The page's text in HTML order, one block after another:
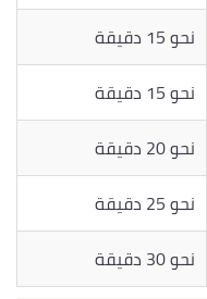
نحو 15 دقيقة
نحو 15 دقيقة
نحو 20 دقيقة
نحو 25 دقيقة
نحو 30 دقيقة